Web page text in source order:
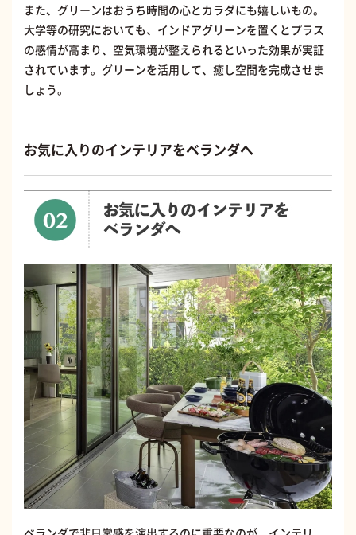
また、グリーンはおうち時間の心とカラダにも嬉しいもの。
大学等の研究においても、インドアグリーンを置くとプラス
の感情が高まり、空気環境が整えられるといった効果が実証
されています。グリーンを活用して、癒し空間を完成させま
しょう。
お気に入りのインテリアをベランダへ